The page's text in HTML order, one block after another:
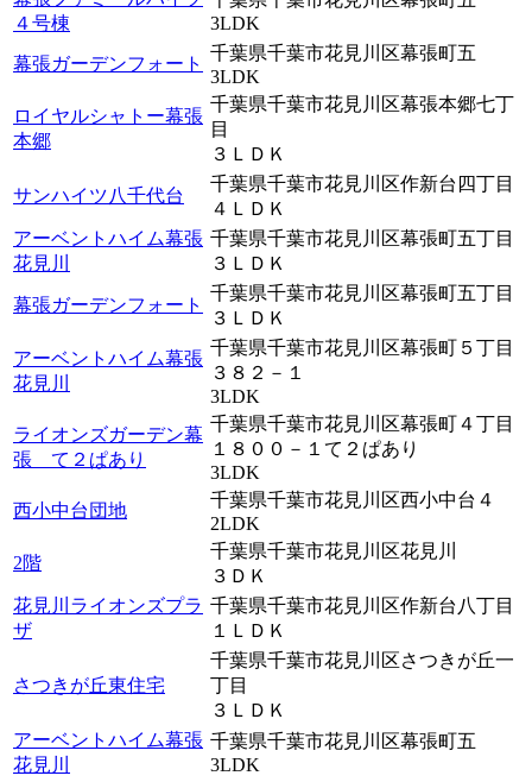
４号棟
3LDK
幕張ガーデンフォート
千葉県千葉市花見川区幕張町五
3LDK
ロイヤルシャトー幕張
本郷
千葉県千葉市花見川区幕張本郷七丁
目
３ＬＤＫ
サンハイツ八千代台
千葉県千葉市花見川区作新台四丁目
４ＬＤＫ
アーベントハイム幕張
花見川
千葉県千葉市花見川区幕張町五丁目
３ＬＤＫ
幕張ガーデンフォート
千葉県千葉市花見川区幕張町五丁目
３ＬＤＫ
アーベントハイム幕張
花見川
千葉県千葉市花見川区幕張町５丁目
３８２－１
3LDK
ライオンズガーデン幕
張 て２ぱあり
千葉県千葉市花見川区幕張町４丁目
１８００－１て２ぱあり
3LDK
西小中台団地
千葉県千葉市花見川区西小中台４
2LDK
2階
千葉県千葉市花見川区花見川
３ＤＫ
花見川ライオンズプラ
ザ
千葉県千葉市花見川区作新台八丁目
１ＬＤＫ
さつきが丘東住宅
千葉県千葉市花見川区さつきが丘一
丁目
３ＬＤＫ
アーベントハイム幕張
花見川
千葉県千葉市花見川区幕張町五
3LDK